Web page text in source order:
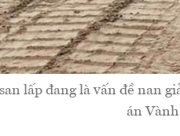
lấp đang là vấn đề nan
án